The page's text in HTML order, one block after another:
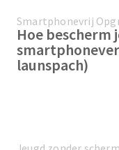
Smartphonevrij
Hoe bescherm
launspach)